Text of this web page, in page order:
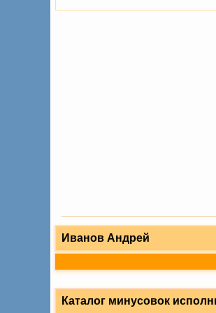
Иванов Андрей
Каталог минусовок